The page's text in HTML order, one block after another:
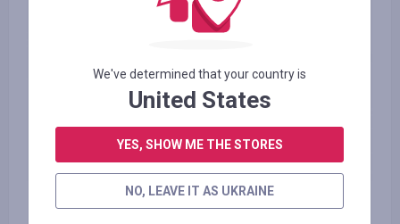
We've determined that your country is
United States
YES, SHOW ME THE STORES
NO, LEAVE IT AS UKRAINE